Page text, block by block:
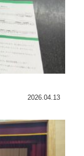
2026.04.13